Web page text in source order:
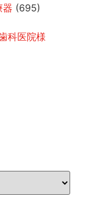
器 (695)
科医院様